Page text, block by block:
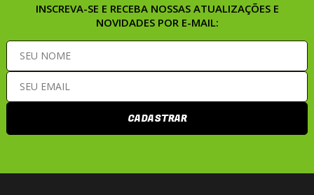
INSCREVA-SE E RECEBA NOSSAS ATUALIZAÇÕES E
NOVIDADES POR E-MAIL:
CADASTRAR